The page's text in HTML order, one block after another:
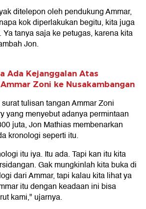
ditelepon oleh pendukung Ammar,
kok diperlakukan begitu, kita juga
tanya saja ke petugas, karena kita
Jon.
Ada Kejanggalan Atas
Zoni ke Nusakambangan
tulisan tangan Ammar Zoni
yang menyebut adanya permintaan
juta, Jon Mathias membenarkan
kronologi seperti itu.
itu iya. Itu ada. Tapi kan itu kita
Gak mungkinlah kita buka di
dari Ammar, tapi kalau kita lihat ya
itu dengan keadaan ini bisa
kami," ujarnya.